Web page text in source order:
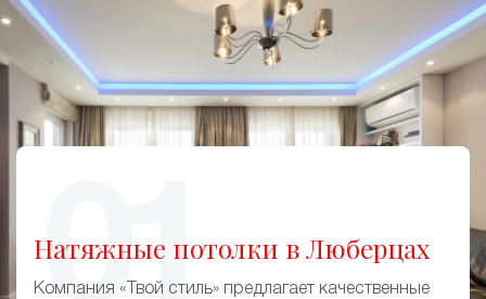
Натяжные потолки в Люберцах
Компания «Твой стиль» предлагает качественные